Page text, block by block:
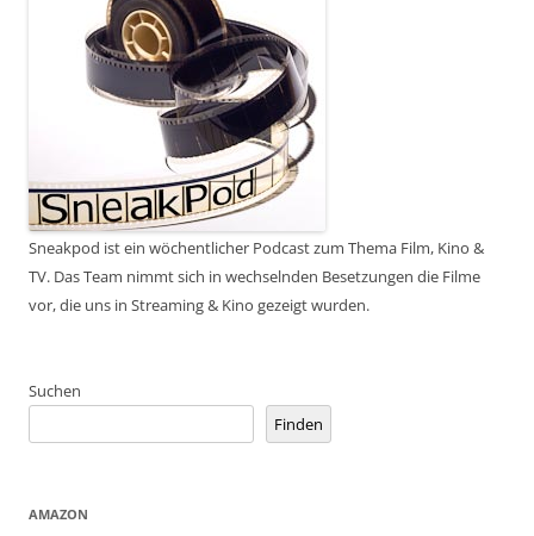
Sneakpod ist ein wöchentlicher Podcast zum Thema Film, Kino &
TV. Das Team nimmt sich in wechselnden Besetzungen die Filme
vor, die uns in Streaming & Kino gezeigt wurden.
Suchen
Finden
AMAZON